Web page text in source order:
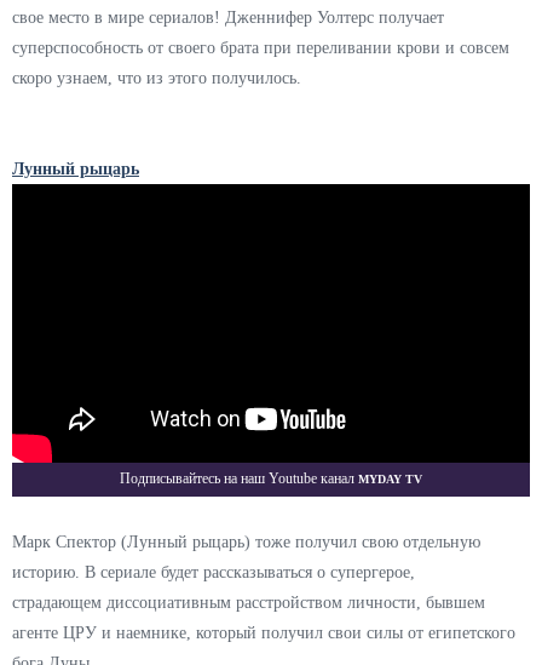
свое место в мире сериалов! Дженнифер Уолтерс получает
суперспособность от своего брата при переливании крови и совсем
скоро узнаем, что из этого получилось.
Лунный рыцарь
Подписывайтесь на наш Youtube канал Myday TV
Марк Спектор (Лунный рыцарь) тоже получил свою отдельную
историю. В сериале будет рассказываться о супергерое,
страдающем диссоциативным расстройством личности, бывшем
агенте ЦРУ и наемнике, который получил свои силы от египетского